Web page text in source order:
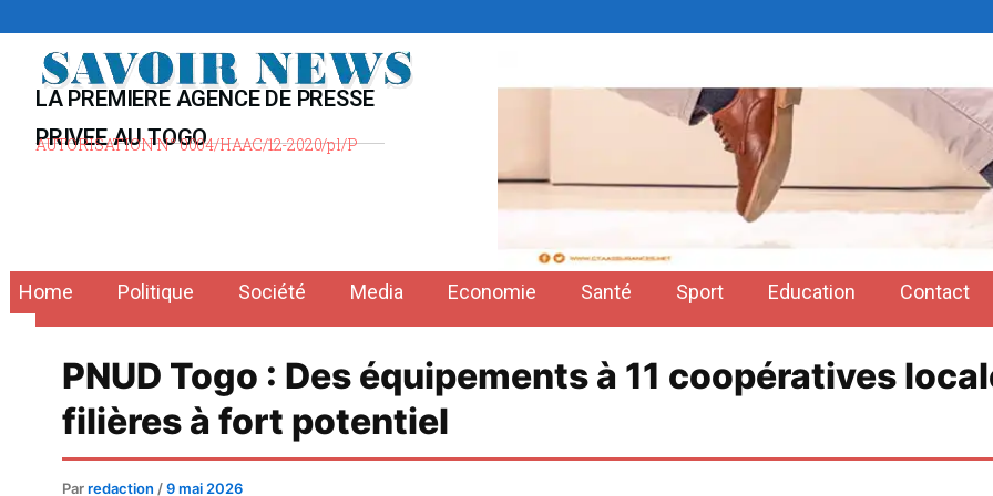
contenu
LA PREMIERE AGENCE DE PRESSE
PRIVEE AU TOGO
AUTORISATION N° 0004/HAAC/12-2020/pl/P
Home Politique Société Media Economie Santé Sport Education Contact
PNUD Togo : Des équipements à 11 coopératives
filières à fort potentiel
Parredaction /9 mai 2026